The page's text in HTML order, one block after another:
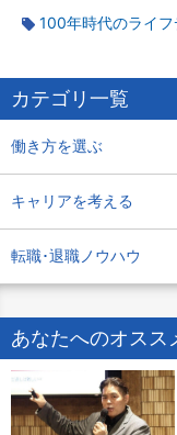
100年時代のライフ
カテゴリ一覧
働き方を選ぶ
キャリアを考える
転職･退職ノウハウ
あなたへのオスス